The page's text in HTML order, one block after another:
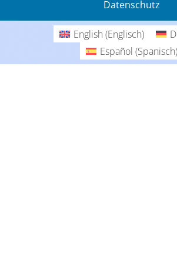
Datenschutz
English (Englisch)
Español (Spanisch)